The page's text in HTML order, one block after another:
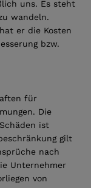
uns. Es steht
wandeln.
er die Kosten
bzw.
für
Die
ist
gilt
nach
Unternehmer
von